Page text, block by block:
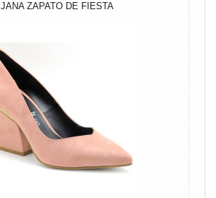
JANA ZAPATO DE FIESTA